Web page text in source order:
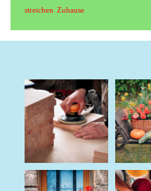
streichen Zuhause